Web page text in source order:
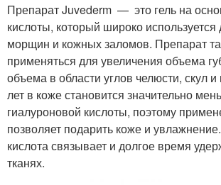
Препарат Juvederm — это гель на
кислоты, который широко
морщин и кожных заломов. Препарат
применяться для увеличения объема
объема в области углов челюсти, скул
лет в коже становится значительно
гиалуроновой кислоты, поэтому
позволяет подарить коже и
кислота связывает и долгое время
тканях.